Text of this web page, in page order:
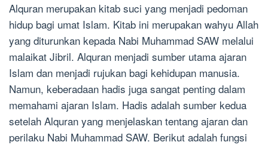
Alquran merupakan kitab suci yang menjadi pedoman
hidup bagi umat Islam. Kitab ini merupakan wahyu Allah
yang diturunkan kepada Nabi Muhammad SAW melalui
malaikat Jibril. Alquran menjadi sumber utama ajaran
Islam dan menjadi rujukan bagi kehidupan manusia.
Namun, keberadaan hadis juga sangat penting dalam
memahami ajaran Islam. Hadis adalah sumber kedua
setelah Alquran yang menjelaskan tentang ajaran dan
perilaku Nabi Muhammad SAW. Berikut adalah fungsi